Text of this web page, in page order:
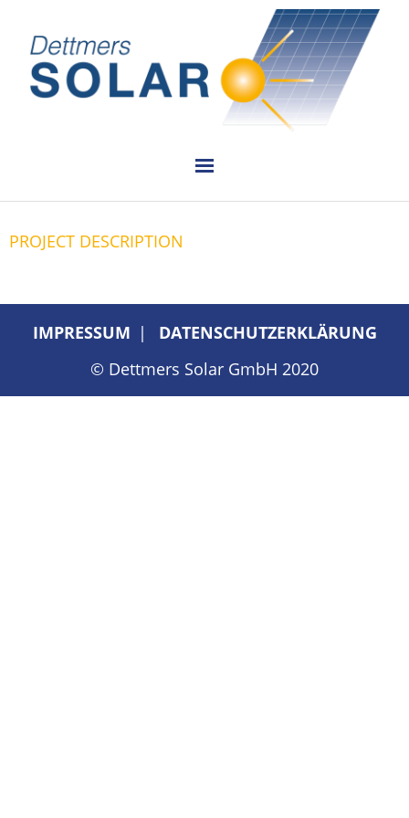
PLANUNG
INSTALLATION
REFERENZEN
PROJECT DESCRIPTION
IMPRESSUM
DATENSCHUTZERKLÄRUNG
© Dettmers Solar GmbH 2020